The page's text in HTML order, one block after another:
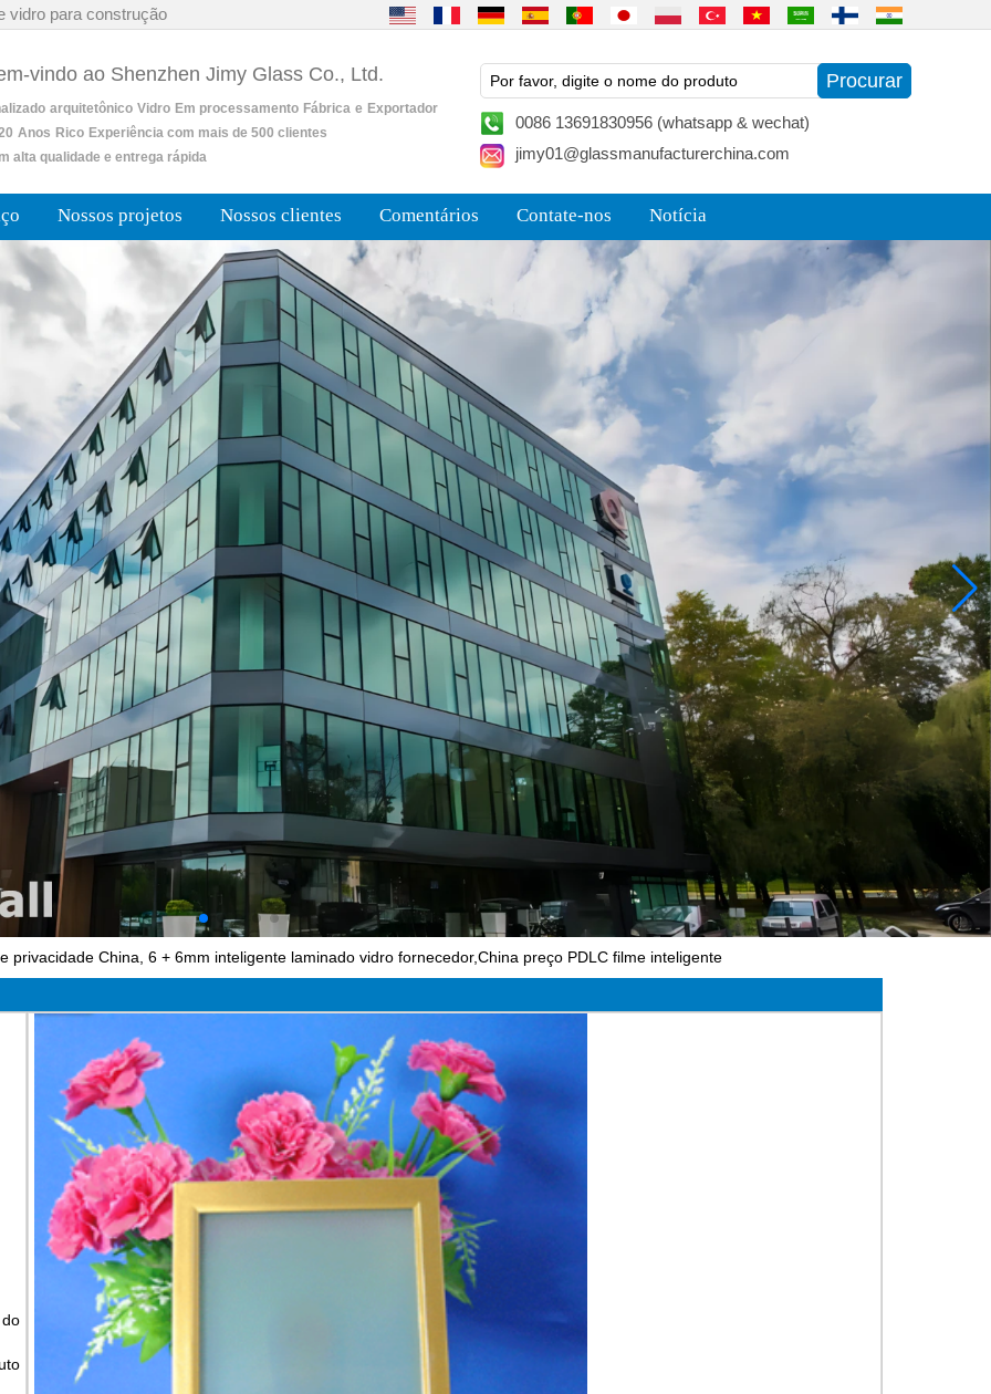
vidro para construção
vindo ao Shenzhen Jimy Glass Co., Ltd.
arquitetônico Vidro Em processamento Fábrica e Exportador
Anos Rico Experiência com mais de 500 clientes
alta qualidade e entrega rápida
0086 13691830956 (whatsapp & wechat)
jimy01@glassmanufacturerchina.com
Nossos projetos Nossos clientes Comentários Contate-nos Notícia
privacidade China, 6 + 6mm inteligente laminado vidro fornecedor,China preço PDLC filme inteligente